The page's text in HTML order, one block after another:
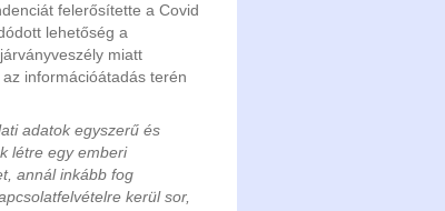
felerősítette a Covid
lehetőség a
miatt
információátadás terén
adatok egyszerű és
létre egy emberi
annál inkább fog
kerül sor,